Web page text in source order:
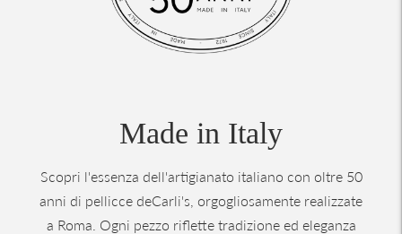
Made in Italy
Scopri l'essenza dell'artigianato italiano con oltre 50
anni di pellicce deCarli's, orgogliosamente realizzate
a Roma. Ogni pezzo riflette tradizione ed eleganza